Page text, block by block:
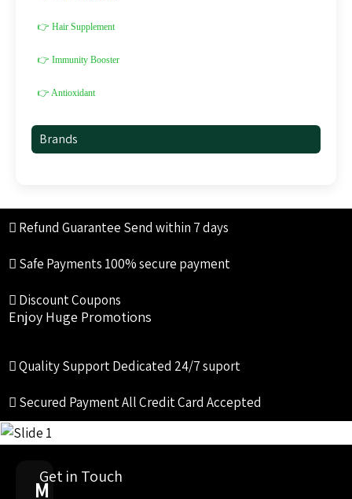
👉 Hair Supplement
👉 Immunity Booster
👉 Antioxidant
Brands
Refund Guarantee Send within 7 days
Safe Payments 100% secure payment
Discount Coupons
Enjoy Huge Promotions
Quality SupportDedicated 24/7 suport
Secured PaymentAll Credit Card Accepted
M
Get in Touch